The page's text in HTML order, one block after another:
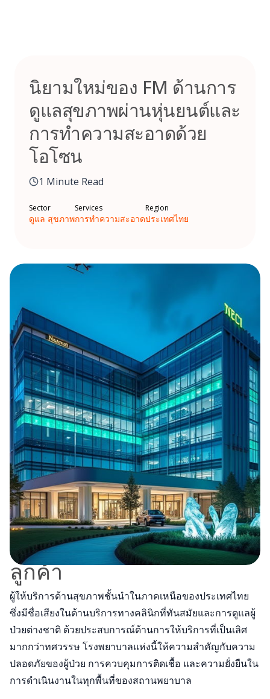
นิยามใหม่ของ FM ด้านการ
ดูแลสุขภาพผ่านหุ่นยนต์และ
การทําความสะอาดด้วย
โอโซน
1 Minute Read
Sector
ดูแล สุขภาพ
Services
การทำความสะอาด
Region
ประเทศไทย
ลูกค้า
ผู้ให้บริการด้านสุขภาพชั้นนำในภาคเหนือของประเทศไทย
ซึ่งมีชื่อเสียงในด้านบริการทางคลินิกที่ทันสมัยและการดูแลผู้
ป่วยต่างชาติ ด้วยประสบการณ์ด้านการให้บริการที่เป็นเลิศ
มากกว่าทศวรรษ โรงพยาบาลแห่งนี้ให้ความสำคัญกับความ
ปลอดภัยของผู้ป่วย การควบคุมการติดเชื้อ และความยั่งยืนใน
การดำเนินงานในทุกพื้นที่ของสถานพยาบาล